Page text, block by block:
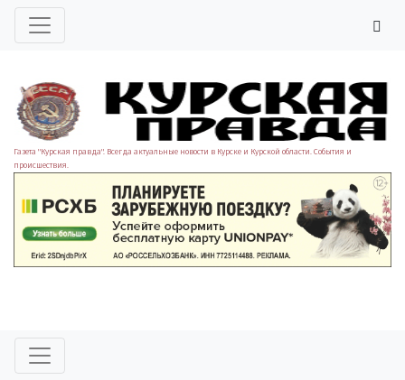
Газета "Курская правда". Всегда актуальные новости в Курске и Курской области. События и
происшествия.